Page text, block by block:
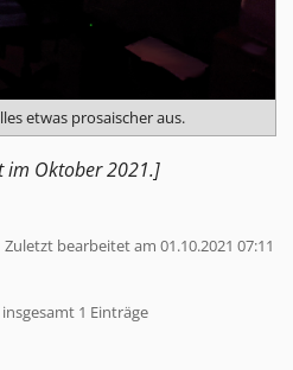
etwas prosaischer aus.
im Oktober 2021.]
Zuletzt bearbeitet am 01.10.2021 07:11
1 Einträge